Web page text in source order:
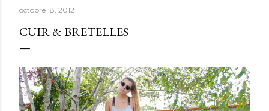
octobre 18, 2012
CUIR & BRETELLES